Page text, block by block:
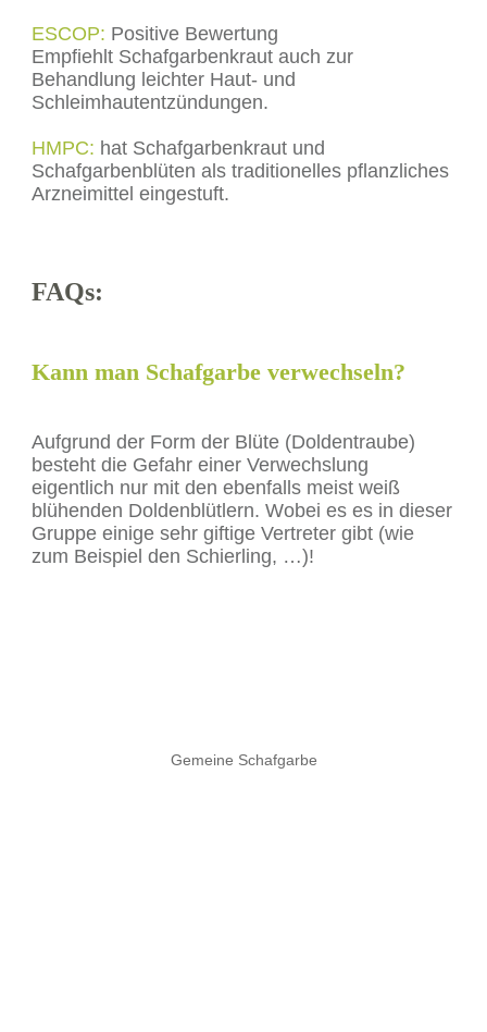
ESCOP: Positive Bewertung
Empfiehlt Schafgarbenkraut auch zur
Behandlung leichter Haut- und
Schleimhautentzündungen.
HMPC: hat Schafgarbenkraut und
Schafgarbenblüten als traditionelles pflanzliches
Arzneimittel eingestuft.
FAQs:
Kann man Schafgarbe verwechseln?
Aufgrund der Form der Blüte (Doldentraube)
besteht die Gefahr einer Verwechslung
eigentlich nur mit den ebenfalls meist weiß
blühenden Doldenblütlern. Wobei es es in dieser
Gruppe einige sehr giftige Vertreter gibt (wie
zum Beispiel den Schierling, …)!
Gemeine Schafgarbe